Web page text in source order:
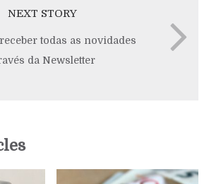
NEXT STORY
todas as novidades
da Newsletter